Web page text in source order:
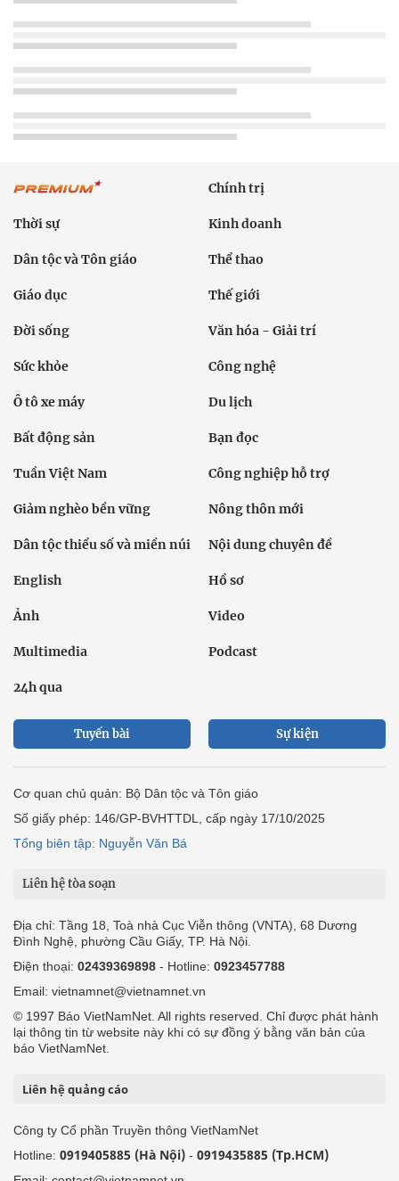
Chính trị
Thời sự Kinh doanh
Dân tộc và Tôn giáo Thể thao
Giáo dục Thế giới
Đời sống Văn hóa - Giải trí
Sức khỏe Công nghệ
Ô tô xe máy Du lịch
Bất động sản Bạn đọc
Tuần Việt Nam Công nghiệp hỗ trợ
Giảm nghèo bền vững Nông thôn mới
Dân tộc thiểu số và miền núi Nội dung chuyên đề
English Hồ sơ
Ảnh Video
Multimedia Podcast
24h qua
Tuyến bài Sự kiện
Cơ quan chủ quản: Bộ Dân tộc và Tôn giáo
Số giấy phép: 146/GP-BVHTTDL, cấp ngày 17/10/2025
Tổng biên tập: Nguyễn Văn Bá
Liên hệ tòa soạn
Địa chỉ: Tầng 18, Toà nhà Cục Viễn thông (VNTA), 68 Dương
Đình Nghệ, phường Cầu Giấy, TP. Hà Nội.
Điện thoại: 02439369898 - Hotline: 0923457788
Email: vietnamnet@vietnamnet.vn
© 1997 Báo VietNamNet. All rights reserved. Chỉ được phát hành
lại thông tin từ website này khi có sự đồng ý bằng văn bản của
báo VietNamNet.
Liên hệ quảng cáo
Công ty Cổ phần Truyền thông VietNamNet
Hotline: 0919405885 (Hà Nội) - 0919435885 (Tp.HCM)